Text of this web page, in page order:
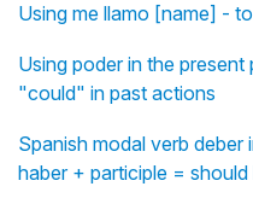
Using me llamo [name] -
Using poder in the
"could" in past actions
Spanish modal verb
haber + participle =